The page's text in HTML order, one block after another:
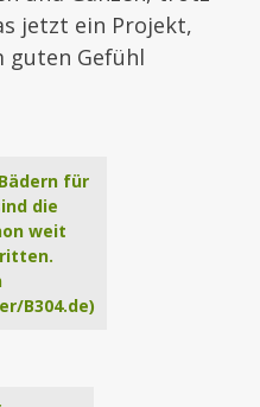
jetzt ein Projekt,
guten Gefühl
für
die
weit
B304.de)